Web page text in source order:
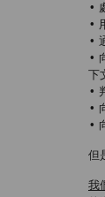
•
•
•
•
下
•
•
•
但
我